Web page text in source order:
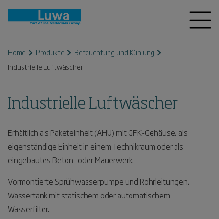
Home Produkte
Befeuchtung und Kühlung
Industrielle Luftwäscher
Industrielle Luftwäscher
Erhältlich als Paketeinheit (AHU) mit GFK-Gehäuse, als
eigenständige Einheit in einem Technikraum oder als
eingebautes Beton- oder Mauerwerk.
Vormontierte Sprühwasserpumpe und Rohrleitungen.
Wassertank mit statischem oder automatischem
Wasserfilter.